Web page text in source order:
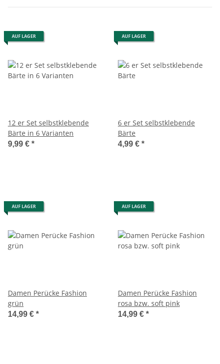
AUF LAGER
12 er Set selbstklebende
Bärte in 6 Varianten
9,99 € *
AUF LAGER
6 er Set selbstklebende
Bärte
4,99 € *
AUF LAGER
Damen Perücke Fashion
grün
14,99 € *
AUF LAGER
Damen Perücke Fashion
rosa bzw. soft pink
14,99 € *